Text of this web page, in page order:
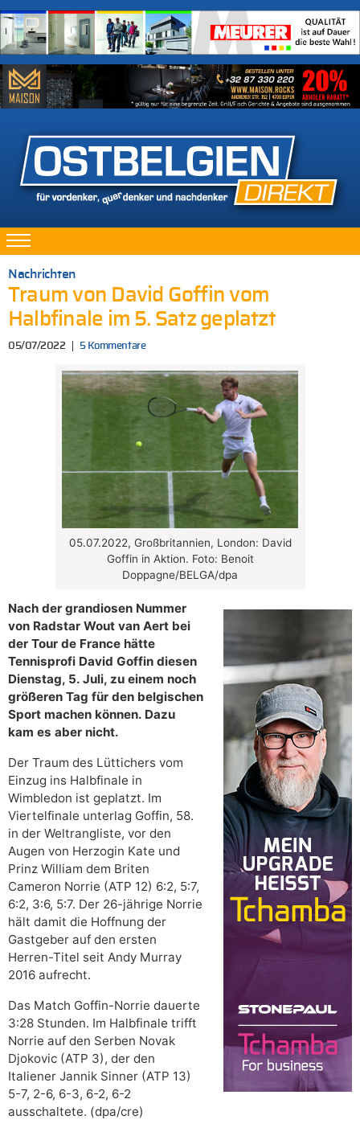
Nachrichten
Traum von David Goffin vom
Halbfinale im 5. Satz geplatzt
05/07/2022 5 Kommentare
05.07.2022, Großbritannien, London: David
Goffin in Aktion. Foto: Benoit
Doppagne/BELGA/dpa
Nach der grandiosen Nummer
von Radstar Wout van Aert bei
der Tour de France hätte
Tennisprofi David Goffin diesen
Dienstag, 5. Juli, zu einem noch
größeren Tag für den belgischen
Sport machen können. Dazu
kam es aber nicht.
Der Traum des Lüttichers vom
Einzug ins Halbfinale in
Wimbledon ist geplatzt. Im
Viertelfinale unterlag Goffin, 58.
in der Weltrangliste, vor den
Augen von Herzogin Kate und
Prinz William dem Briten
Cameron Norrie (ATP 12) 6:2, 5:7,
6:2, 3:6, 5:7. Der 26-jährige Norrie
hält damit die Hoffnung der
Gastgeber auf den ersten
Herren-Titel seit Andy Murray
2016 aufrecht.
Das Match Goffin-Norrie dauerte
3:28 Stunden. Im Halbfinale trifft
Norrie auf den Serben Novak
Djokovic (ATP 3), der den
Italiener Jannik Sinner (ATP 13)
5-7, 2-6, 6-3, 6-2, 6-2
ausschaltete. (dpa/cre)